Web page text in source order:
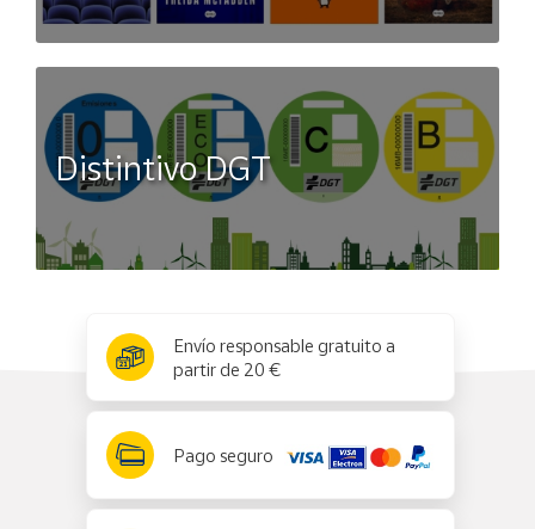
Distintivo DGT
Envío responsable gratuito a
partir de 20 €
Pago seguro